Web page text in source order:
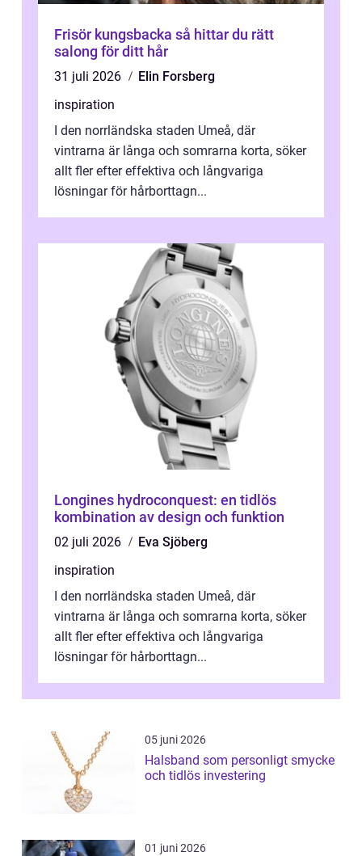
Frisör kungsbacka så hittar du rätt
salong för ditt hår
31 juli 2026
Elin Forsberg
inspiration
I den norrländska staden Umeå, där
vintrarna är långa och somrarna korta, söker
allt fler efter effektiva och långvariga
lösningar för hårborttagn...
Longines hydroconquest: en tidlös
kombination av design och funktion
02 juli 2026
Eva Sjöberg
inspiration
I den norrländska staden Umeå, där
vintrarna är långa och somrarna korta, söker
allt fler efter effektiva och långvariga
lösningar för hårborttagn...
05 juni 2026
Halsband som personligt smycke
och tidlös investering
01 juni 2026